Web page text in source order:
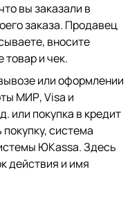
вы заказали в
заказа. Продавец
вносите
и чек.
или оформлении
МИР, Visa и
или покупка в кредит
система
ЮKassa. Здесь
действия и имя